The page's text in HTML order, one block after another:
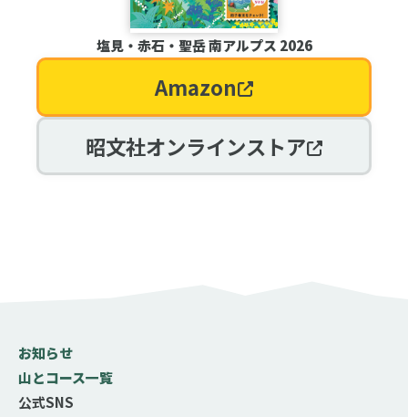
塩見・赤石・聖岳 南アルプス 2026
Amazon
昭文社オンラインストア
お知らせ
山とコース一覧
公式SNS